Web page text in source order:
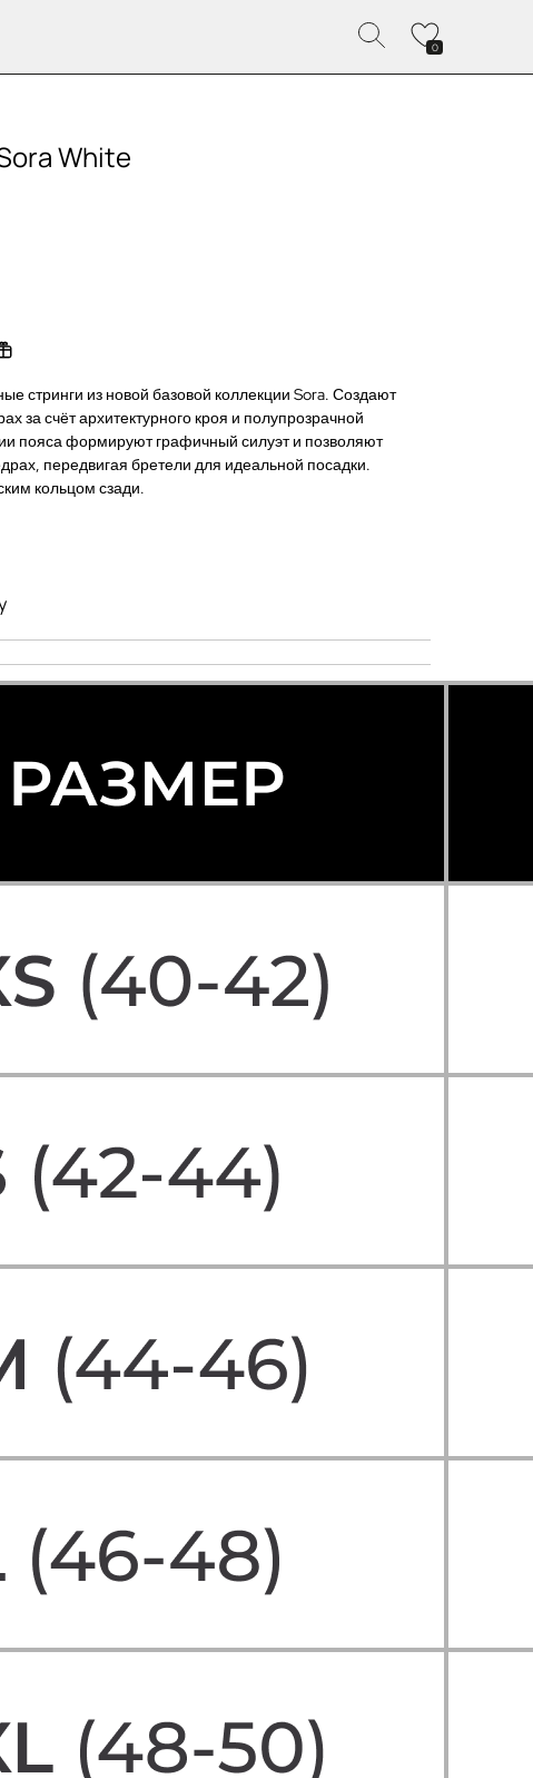
White
стринги из новой базовой коллекции Sora. Создают
за счёт архитектурного кроя и полупрозрачной
пояса формируют графичный силуэт и позволяют
передвигая бретели для идеальной посадки.
кольцом сзади.